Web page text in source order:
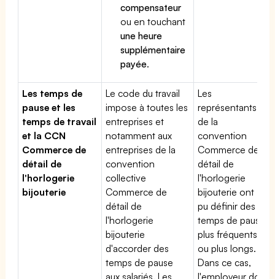
compensateur
ou en touchant
une heure
supplémentaire
payée.
Les temps de
pause et les
temps de travail
et la CCN
Commerce de
détail de
l'horlogerie
bijouterie
Le code du travail
impose à toutes les
entreprises et
notamment aux
entreprises de la
convention
collective
Commerce de
détail de
l'horlogerie
bijouterie
d'accorder des
temps de pause
aux salariés. Les
Les
représentants
de la
convention
Commerce de
détail de
l'horlogerie
bijouterie ont
pu définir des
temps de pause
plus fréquents
ou plus longs.
Dans ce cas,
l'employeur doit